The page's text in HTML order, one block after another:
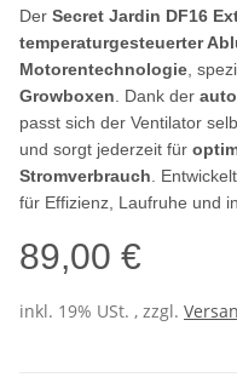
Der Secret Jardin DF16
temperaturgesteuerter
Motorentechnologie,
Growboxen. Dank der
passt sich der Ventilator
und sorgt jederzeit für
Stromverbrauch.
für Effizienz, Laufruhe und
89,00 €
inkl. 19% USt. , zzgl.